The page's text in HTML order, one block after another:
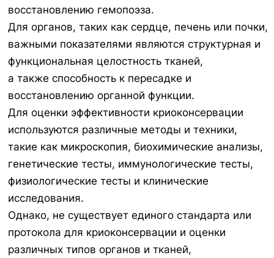
восстановлению гемопоэза.
Для органов, таких как сердце, печень или почки,
важными показателями являются структурная и
функциональная целостность тканей,
а также способность к пересадке и
восстановлению органной функции.
Для оценки эффективности криоконсервации
используются различные методы и техники,
такие как микроскопия, биохимические анализы,
генетические тесты, иммунологические тесты,
физиологические тесты и клинические
исследования.
Однако, не существует единого стандарта или
протокола для криоконсервации и оценки
различных типов органов и тканей,